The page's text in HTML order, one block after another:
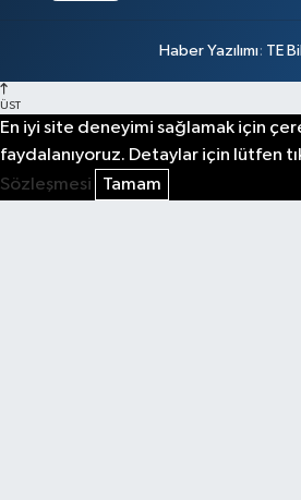
Haber Yazılımı: TE
ÜST
En iyi site deneyimi sağlamak için
faydalanıyoruz. Detaylar için lütfen
Sözleşmesi
Tamam